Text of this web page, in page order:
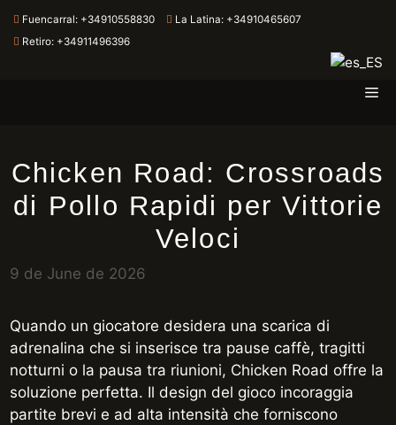
Fuencarral: +34910558830 La Latina: +34910465607
Retiro: +34911496396
Chicken Road: Crossroads
di Pollo Rapidi per Vittorie
Veloci
9 de June de 2026
Quando un giocatore desidera una scarica di
adrenalina che si inserisce tra pause caffè, tragitti
notturni o la pausa tra riunioni, Chicken Road offre la
soluzione perfetta. Il design del gioco incoraggia
partite brevi e ad alta intensità che forniscono